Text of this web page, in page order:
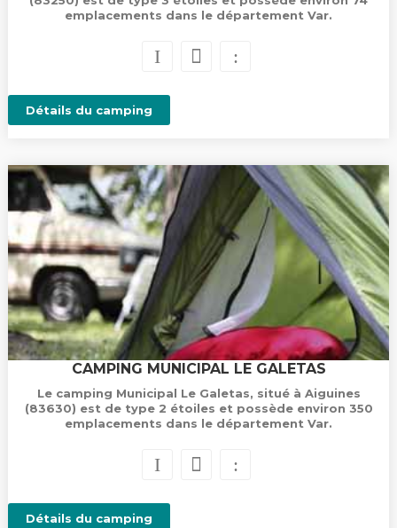
emplacements dans le département Var.
Détails du camping
CAMPING MUNICIPAL LE GALETAS
Le camping Municipal Le Galetas, situé à Aiguines
(83630) est de type 2 étoiles et possède environ 350
emplacements dans le département Var.
Détails du camping